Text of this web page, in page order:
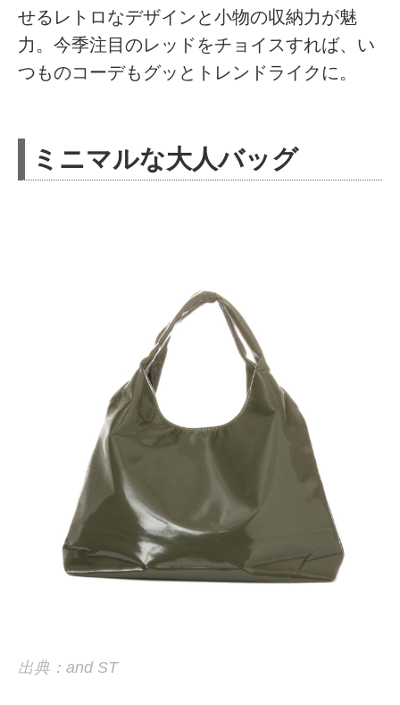
せるレトロなデザインと小物の収納力が魅
力。今季注目のレッドをチョイスすれば、い
つものコーデもグッとトレンドライクに。
ミニマルな大人バッグ
出典：and ST